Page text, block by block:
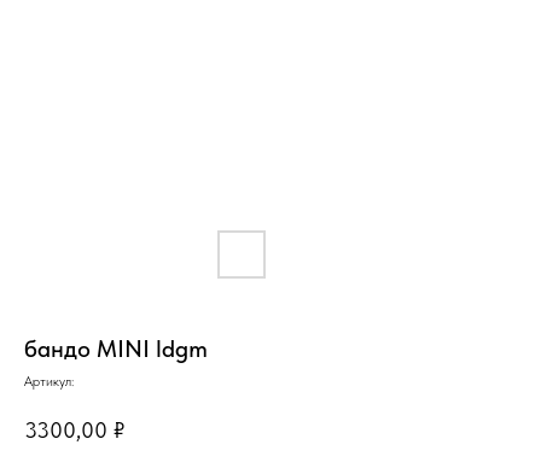
бандо MINI ldgm
Артикул:
3300,00 ₽